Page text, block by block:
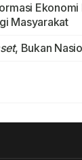
Ekonomi
Masyarakat
, Bukan